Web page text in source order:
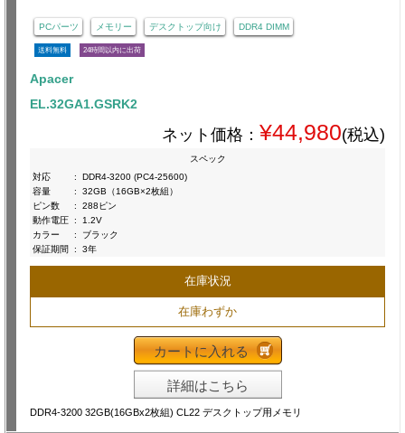
PCパーツ メモリー デスクトップ向け DDR4 DIMM
送料無料 24時間以内に出荷
Apacer
EL.32GA1.GSRK2
ネット価格： ¥44,980(税込)
スペック
対応
:
DDR4-3200 (PC4-25600)
容量
:
32GB（16GB×2枚組）
ピン数
:
288ピン
動作電圧
:
1.2V
カラー
:
ブラック
保証期間
: 3年
在庫状況
在庫わずか
カートに入れる
詳細はこちら
DDR4-3200 32GB(16GBx2枚組) CL22 デスクトップ用メモリ